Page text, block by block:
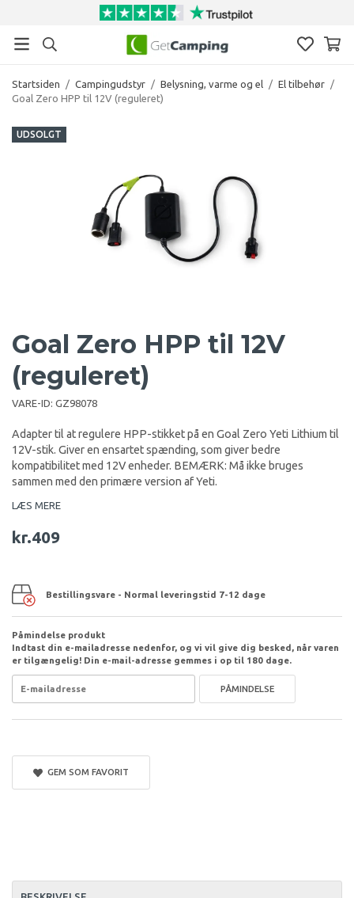
Startsiden / Campingudstyr / Belysning, varme og el / El tilbehør /
Goal Zero HPP til 12V (reguleret)
UDSOLGT
Goal Zero HPP til 12V
(reguleret)
VARE-ID: GZ98078
Adapter til at regulere HPP-stikket på en Goal Zero Yeti Lithium til
12V-stik. Giver en ensartet spænding, som giver bedre
kompatibilitet med 12V enheder. BEMÆRK: Må ikke bruges
sammen med den primære version af Yeti.
LÆS MERE
kr.409
Bestillingsvare - Normal leveringstid 7-12 dage
Påmindelse produkt
Indtast din e-mailadresse nedenfor, og vi vil give dig besked, når varen
er tilgængelig! Din e-mail-adresse gemmes i op til 180 dage.
PÅMINDELSE
GEM SOM FAVORIT